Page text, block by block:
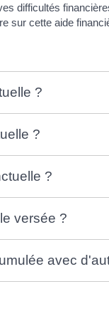
difficultés
sur cette aide
?
?
?
versée ?
avec